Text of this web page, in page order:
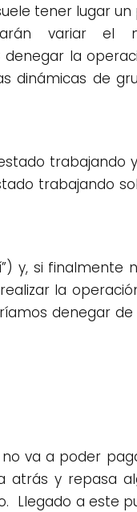
tener lugar un
variar el
la
dinámicas de
trabajando
trabajando
y, si finalmente
la
denegar
va a poder
y repasa
Llegado a este